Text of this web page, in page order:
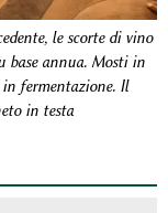
le scorte di vino
base annua. Mosti in
fermentazione. Il
in testa